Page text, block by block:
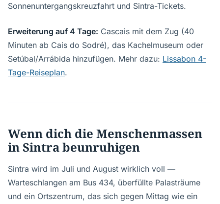
Sonnenuntergangskreuzfahrt und Sintra-Tickets.
Erweiterung auf 4 Tage: Cascais mit dem Zug (40
Minuten ab Cais do Sodré), das Kachelmuseum oder
Setúbal/Arrábida hinzufügen. Mehr dazu: Lissabon 4-
Tage-Reiseplan.
Wenn dich die Menschenmassen
in Sintra beunruhigen
Sintra wird im Juli und August wirklich voll —
Warteschlangen am Bus 434, überfüllte Palasträume
und ein Ortszentrum, das sich gegen Mittag wie ein